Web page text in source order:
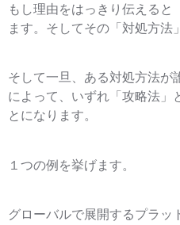
もし理由をはっきり伝えると
ます。そしてその「対処方法
そして一旦、ある対処方法が
によって、いずれ「攻略法」
とになります。
１つの例を挙げます。
グローバルで展開するプラッ